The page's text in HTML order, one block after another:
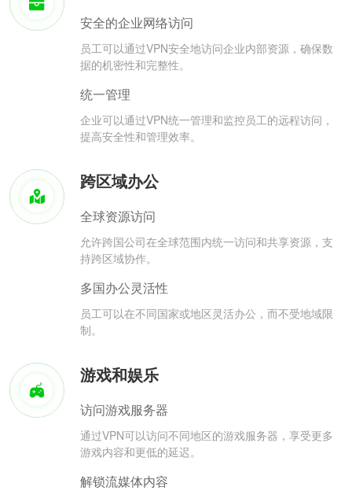
安全的企业网络访问
员工可以通过VPN安全地访问企业内部资源，确保数
据的机密性和完整性。
统一管理
企业可以通过VPN统一管理和监控员工的远程访问，
提高安全性和管理效率。
跨区域办公
全球资源访问
允许跨国公司在全球范围内统一访问和共享资源，支
持跨区域协作。
多国办公灵活性
员工可以在不同国家或地区灵活办公，而不受地域限
制。
游戏和娱乐
访问游戏服务器
通过VPN可以访问不同地区的游戏服务器，享受更多
游戏内容和更低的延迟。
解锁流媒体内容